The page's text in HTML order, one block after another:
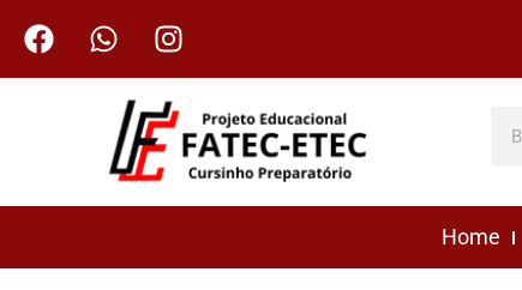
Home